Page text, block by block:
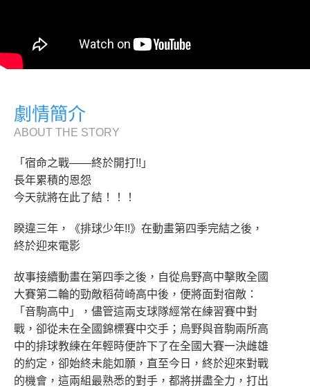
劇情簡介
ABOUT THE STORY
「宿命之戰——終於開打!!」
長年累積的恩怨
今天就將在此了結！！！
睽違三年，《排球少年!!》在動畫第四季完結之後，
終於迎來電影
故事接續動畫在第四季之後，自從烏野高中擊敗全國
大賽第二輪的勁敵稻荷崎高中後，便將面對宿敵：
「音駒高中」，儘管這兩支球隊經常在練習賽中對
戰，卻從未在全國錦標賽中交手；烏野與音駒兩所高
中的排球教練在年輕時便許下了在全國大賽一決雌雄
的約定，卻始終未能如願，直至今日，終於迎來對戰
的機會，這兩組最熟悉的對手，都將拼盡全力，打出